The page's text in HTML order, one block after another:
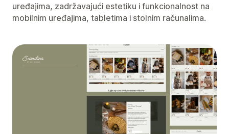
uređajima, zadržavajući estetiku i funkcionalnost na
mobilnim uređajima, tabletima i stolnim računalima.